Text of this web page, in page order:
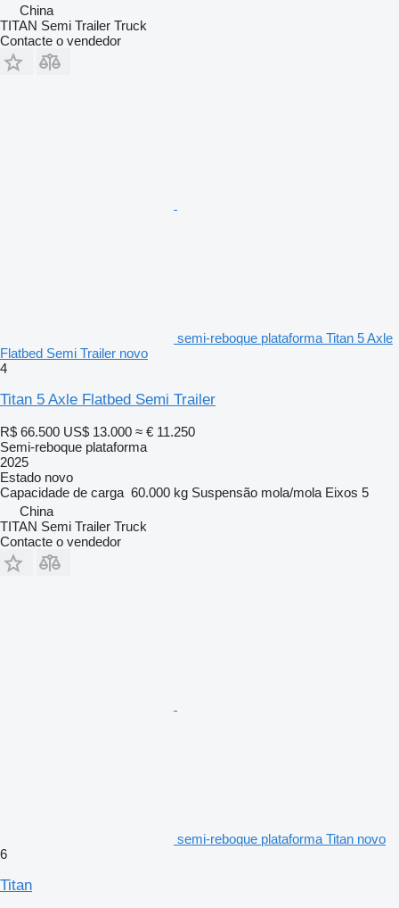
China
TITAN Semi Trailer Truck
Contacte o vendedor
semi-reboque plataforma Titan 5 Axle
Flatbed Semi Trailer novo
4
Titan 5 Axle Flatbed Semi Trailer
R$ 66.500 US$ 13.000 ≈ € 11.250
Semi-reboque plataforma
2025
Estado novo
Capacidade de carga 60.000 kg Suspensão mola/mola Eixos 5
China
TITAN Semi Trailer Truck
Contacte o vendedor
semi-reboque plataforma Titan novo
6
Titan